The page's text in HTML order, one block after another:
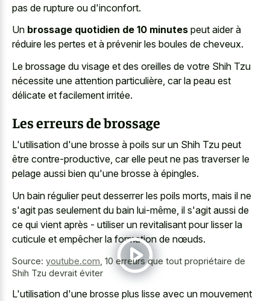
pas de rupture ou d'inconfort.
Un brossage quotidien de 10 minutes peut aider à
réduire les pertes et à prévenir les boules de cheveux.
Le brossage du visage et des oreilles de votre Shih Tzu
nécessite une attention particulière, car la peau est
délicate et facilement irritée.
Les erreurs de brossage
L'utilisation d'une brosse à poils sur un Shih Tzu peut
être contre-productive, car elle peut ne pas traverser le
pelage aussi bien qu'une brosse à épingles.
Un bain régulier peut desserrer les poils morts, mais il ne
s'agit pas seulement du bain lui-même, il s'agit aussi de
ce qui vient après - utiliser un revitalisant pour lisser la
cuticule et empêcher la formation de nœuds.
Source: youtube.com 10 erreurs que tout propriétaire de
Shih Tzu devrait éviter
L'utilisation d'une brosse plus lisse avec un mouvement